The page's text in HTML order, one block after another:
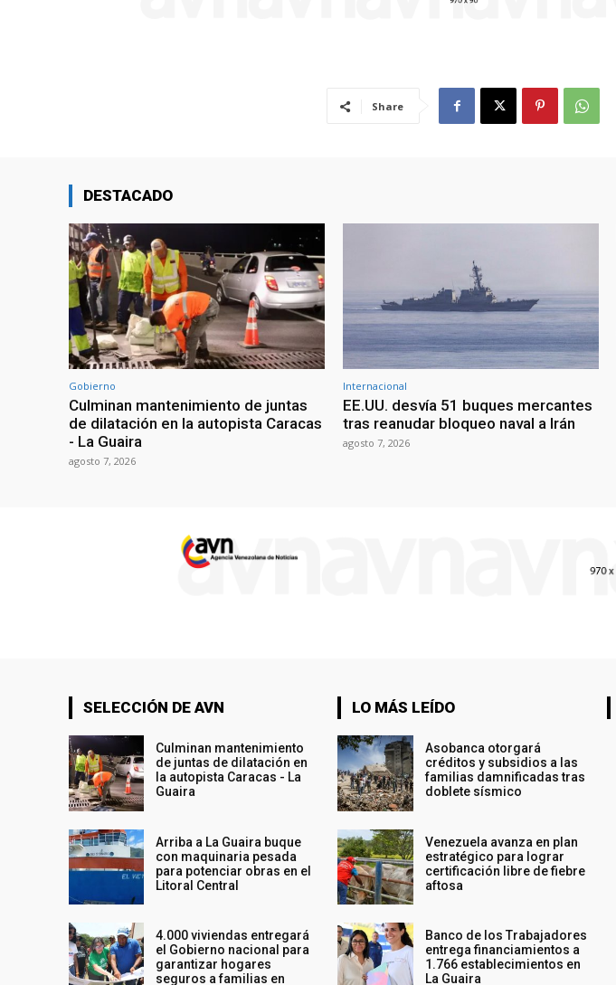
Share
DESTACADO
Gobierno
Culminan mantenimiento de juntas
de dilatación en la autopista Caracas
- La Guaira
agosto 7, 2026
Internacional
EE.UU. desvía 51 buques mercantes
tras reanudar bloqueo naval a Irán
agosto 7, 2026
SELECCIÓN DE AVN
Culminan mantenimiento
de juntas de dilatación en
la autopista Caracas - La
Guaira
Arriba a La Guaira buque
con maquinaria pesada
para potenciar obras en el
Litoral Central
4.000 viviendas entregará
el Gobierno nacional para
garantizar hogares
seguros a familias en
LO MÁS LEÍDO
Asobanca otorgará
créditos y subsidios a las
familias damnificadas tras
doblete sísmico
Venezuela avanza en plan
estratégico para lograr
certificación libre de fiebre
aftosa
Banco de los Trabajadores
entrega financiamientos a
1.766 establecimientos en
La Guaira